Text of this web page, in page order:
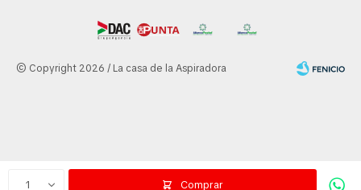
1 Comprar
© Copyright 2026 / La casa de la Aspiradora
Fenicio